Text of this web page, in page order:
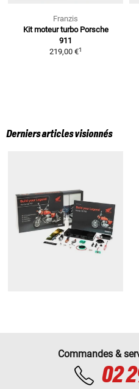
Franzis
Kit moteur turbo Porsche
911
219,00 €1
Derniers articles visionnés
Commandes &
02